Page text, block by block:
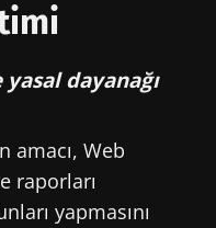
dayanağı
amacı, Web
raporları
yapmasını